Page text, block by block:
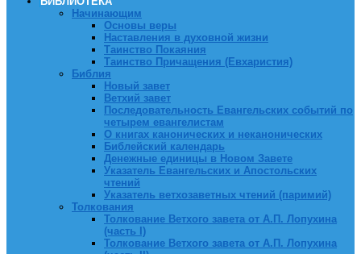
Начинающим
Основы веры
Наставления в духовной жизни
Таинство Покаяния
Таинство Причащения (Евхаристия)
Библия
Новый завет
Ветхий завет
Последовательность Евангельских событий по
четырем евангелистам
О книгах канонических и неканонических
Библейский календарь
Денежные единицы в Новом Завете
Указатель Евангельских и Апостольских
чтений
Указатель ветхозаветных чтений (паримий)
Толкования
Толкование Ветхого завета от А.П. Лопухина
(часть I)
Толкование Ветхого завета от А.П. Лопухина